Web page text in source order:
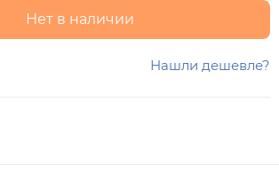
Нет в наличии
Нашли дешевле?